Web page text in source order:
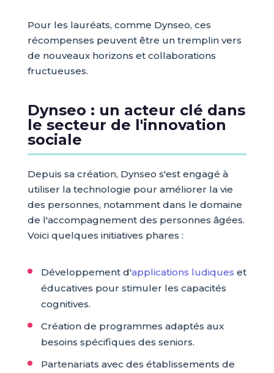
Pour les lauréats, comme Dynseo, ces
récompenses peuvent être un tremplin vers
de nouveaux horizons et collaborations
fructueuses.
Dynseo : un acteur clé dans
le secteur de l'innovation
sociale
Depuis sa création, Dynseo s'est engagé à
utiliser la technologie pour améliorer la vie
des personnes, notamment dans le domaine
de l'accompagnement des personnes âgées.
Voici quelques initiatives phares :
Développement d'applications ludiques et
éducatives pour stimuler les capacités
cognitives.
Création de programmes adaptés aux
besoins spécifiques des seniors.
Partenariats avec des établissements de